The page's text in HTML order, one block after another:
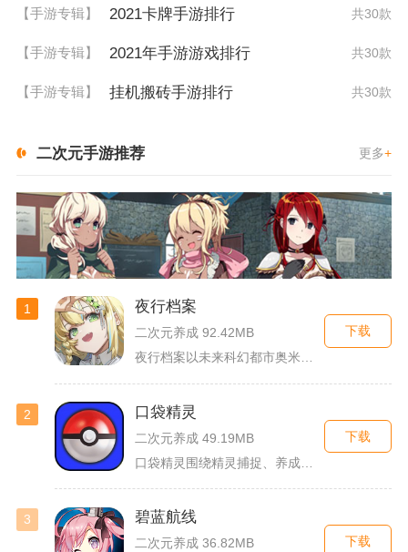
【手游专辑】 2021卡牌手游排行 共30款
【手游专辑】 2021年手游游戏排行 共30款
【手游专辑】 挂机搬砖手游排行 共30款
二次元手游推荐 更多+
1 夜行档案
二次元养成 92.42MB
下载
2 口袋精灵
二次元养成 49.19MB
下载
3 碧蓝航线
二次元养成 36.82MB
下载